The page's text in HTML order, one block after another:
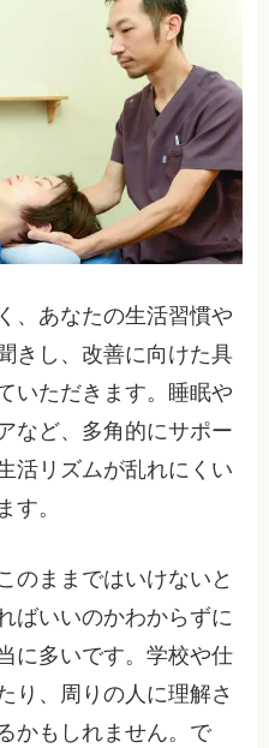
、あなたの生活習慣や
きし、改善に向けた具
いただきます。睡眠や
など、多角的にサポー
活リズムが乱れにくい
す。
のままではいけないと
ばいいのかわからずに
に多いです。学校や仕
り、周りの人に理解さ
かもしれません。で